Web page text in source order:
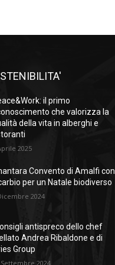
il primo
che valorizza la
della vita in alberghi e
2025
Convento di Amalfi con
per un Natale biodiverso
2024
antispreco dello chef
Andrea Ribaldone e di
Group
Settembre 2024